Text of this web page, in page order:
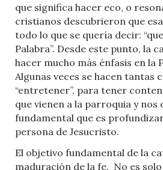
que significa hacer eco, o
cristianos descubrieron que
todo lo que se quería decir:
Palabra”. Desde este punto, la
hacer mucho más énfasis en la
Algunas veces se hacen tantas
“entretener”, para tener
que vienen a la parroquia y nos
fundamental que es
persona de Jesucristo.
El objetivo fundamental de la
maduración de la fe. No es